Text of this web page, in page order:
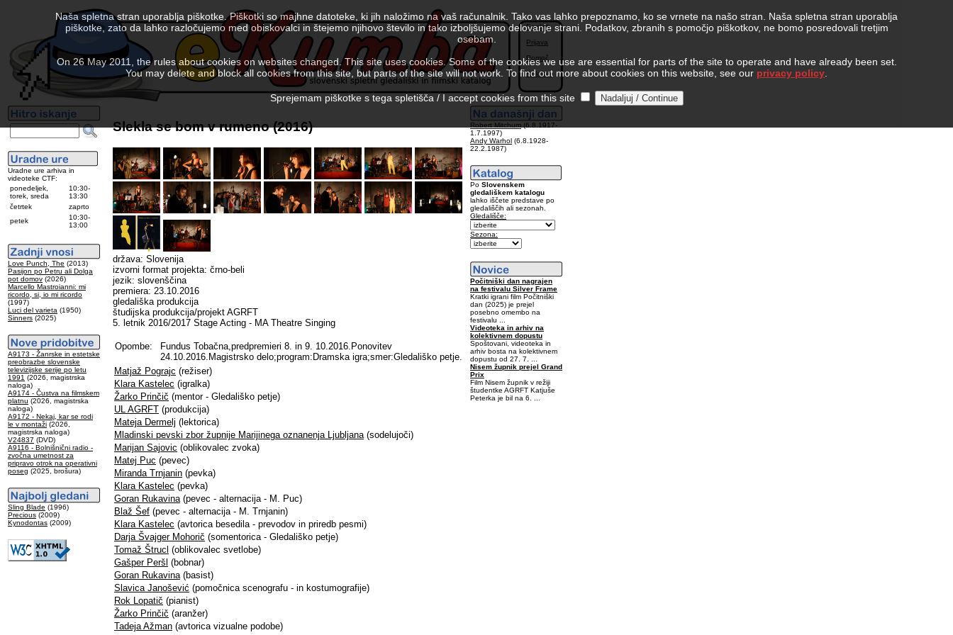
English
Prijava
Pomoč
Kolofon
Uradne ure arhiva in
videoteke CTF:
ponedeljek,
torek, sreda
10:30-
13:30
četrtek
zaprto
petek
10:30-
13:00
Love Punch, The (2013)
Pasijon po Petru ali Dolga
pot domov (2026)
Marcello Mastroianni: mi
ricordo, si, io mi ricordo
(1997)
Luci del varieta (1950)
Sinners (2025)
A9173 - Žanrske in estetske
preobrazbe slovenske
televizijske serije po letu
1991 (2026, magistrska
naloga)
A9174 - Čustva na filmskem
platnu (2026, magistrska
naloga)
A9172 - Nekaj, kar se rodi
le v montaži (2026,
magistrska naloga)
V24837 (DVD)
A9116 - Bolnišnični radio -
zvočna umetnost za
pripravo otrok na operativni
poseg (2025, brošura)
Sling Blade (1996)
Precious (2009)
Kynodontas (2009)
Slekla se bom v rumeno (2016)
država: Slovenija
izvorni format projekta: črno-beli
jezik: slovenščina
premiera: 23.10.2016
gledališka produkcija
študijska produkcija/projekt AGRFT
5. letnik 2016/2017 Stage Acting - MA Theatre Singing
Opombe:
Fundus Tobačna,predpremieri 8. in 9. 10.2016.Ponovitev
24.10.2016.Magistrsko delo;program:Dramska igra;smer:Gledališko petje.
Matjaž Pograjc (režiser)
Klara Kastelec (igralka)
Žarko Prinčič (mentor - Gledališko petje)
UL AGRFT (produkcija)
Mateja Dermelj (lektorica)
Mladinski pevski zbor župnije Marijinega oznanenja Ljubljana(sodelujoči)
Marijan Sajovic (oblikovalec zvoka)
Matej Puc (pevec)
Miranda Trnjanin (pevka)
Klara Kastelec (pevka)
Goran Rukavina(pevec - alternacija - M. Puc)
Blaž Šef (pevec - alternacija - M. Trnjanin)
Klara Kastelec (avtorica besedila - prevodov in priredb pesmi)
Darja Švajger Mohorič (somentorica - Gledališko petje)
Tomaž Štrucl (oblikovalec svetlobe)
Gašper Peršl (bobnar)
Goran Rukavina(basist)
Slavica Janošević (pomočnica scenografu - in kostumografije)
Rok Lopatič (pianist)
Žarko Prinčič (aranžer)
Tadeja Ažman (avtorica vizualne podobe)
Robert Mitchum (6.8.1917-
1.7.1997)
Andy Warhol (6.8.1928-
22.2.1987)
Po Slovenskem
gledališkem katalogu
lahko iščete predstave po
gledališčih ali sezonah.
Gledališče:
Sezona:
Počitniški dan nagrajen
na festivalu Silver Frame
Kratki igrani film Počitniški
dan (2025) je prejel
posebno omembo na
festivalu ...
Videoteka in arhiv na
kolektivnem dopustu
Spoštovani, videoteka in
arhiv bosta na kolektivnem
dopustu od 27. 7. ...
Nisem župnik prejel Grand
Prix
Film Nisem župnik v režiji
študentke AGRFT Katjuše
Peterka je bil na 6. ...
Naša spletna stran uporablja piškotke. Piškotki so majhne datoteke, ki jih naložimo na vaš računalnik. Tako vas lahko prepoznamo, ko se vrnete na našo stran. Naša spletna stran uporablja
piškotke, zato da lahko razločujemo med obiskovalci in štejemo njihovo število in tako izboljšujemo delovanje strani. Podatkov, zbranih s pomočjo piškotkov, ne bomo posredovali tretjim
osebam.
On 26 May 2011, the rules about cookies on websites changed. This site uses cookies. Some of the cookies we use are essential for parts of the site to operate and have already been set.
You may delete and block all cookies from this site, but parts of the site will not work. To find out more about cookies on this website, see our privacy policy
Sprejemam piškotke s tega spletišča / I accept cookies from this site